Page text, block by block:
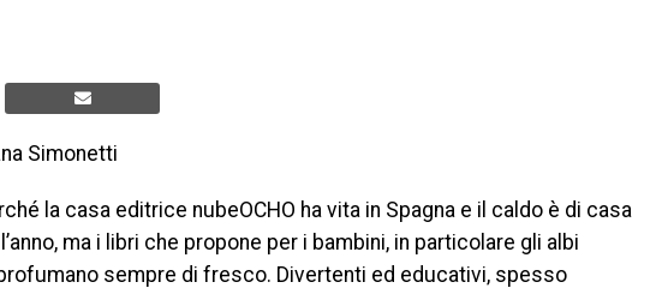
Simonetti
la casa editrice nubeOCHO ha vita in Spagna e il caldo è di casa
ma i libri che propone per i bambini, in particolare gli albi
sempre di fresco. Divertenti ed educativi, spesso